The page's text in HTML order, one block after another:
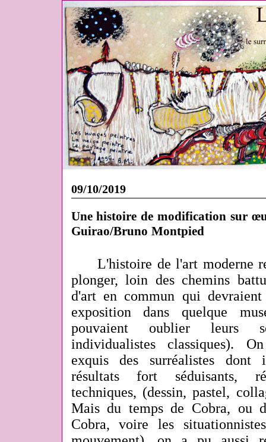
09/10/2019
Une histoire de modification sur
Guirao/Bruno Montpied
L'histoire de l'art moderne
plonger, loin des chemins
d'art en commun qui
exposition dans quelque
pouvaient oublier leurs
individualistes classiques).
exquis des surréalistes
résultats fort séduisants,
techniques, (dessin, pastel,
Mais du temps de Cobra, ou
Cobra, voire les